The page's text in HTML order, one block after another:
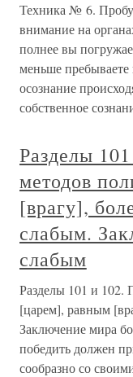
Техника № 6.
внимание на
полнее вы
меньше пребываете
осознание
собственное
Разделы
методов
[врагу],
слабым.
слабым
Разделы 101 и 102.
[царем], равным
Заключение мира
победить должен
сообразно со